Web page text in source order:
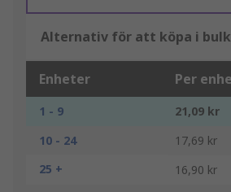
Alternativ för att köpa i bulk
Enheter Per
1 - 9
21,09 kr
10 - 24
17,69 kr
25 +
16,90 kr